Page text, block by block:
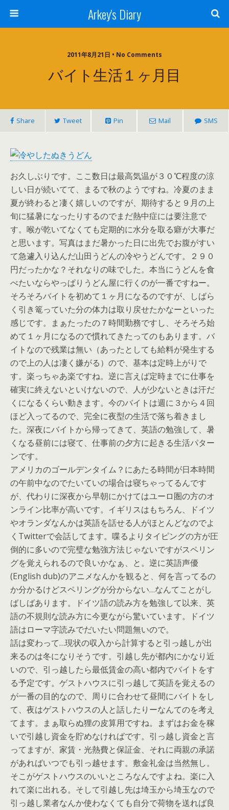
Arkey's Diary
2011年8月21日 • No Comments
バイト生活１ヶ月目
Share Tweet Pin Mail SMS
お久しぶりです。ここ数日は最高気温が３０℃程度の涼
しい日が続いてて、まるで秋のようですね。冷夏のまま
夏が終わると凄く嬉しいのですが、期待すると９月の上
旬に猛暑になったりするのでまだ熱中症には要注意で
す。喉が乾いてなくても定期的に水分を取る癖が大事だ
と思います。写真はまだ暑かった日に出先でお腹がすい
て急遽入り込んだ山田うどんの冷やうどんです。２９０
円だったかな？それなりの味でした。本当にうどんを食
べたいならやっぱりうどん屋に行くのが一番ですねー。
そろそろバイトを初めて１ヶ月になるのですが、しばら
く引き篭っていた分の体力は取り戻せたかなーといった
感じです。まぁたったの７時間勤務ですし、そろそろ始
めて１ヶ月になるので慣れてきたってのもあります。バ
イトなので残業は無い（あったとしても給料が発生する
ので上の人は凄く嫌がる）ので、基本は定時上がりで
す。楽っちゃあ楽ですね。逆に言えば定時までに仕事を
確実に終えないといけないので、人が少ないときは汗だ
くになるくらい動きます。今のバイトは週に３から４回
ほど入ってるので、完全に夜型の生活で落ち着きまし
た。深夜にバイトから帰ってきて、英語の勉強して、暑
くなる昼前には寝て、仕事前の夕方に起きる生活パター
ンです。
アメリカのゴールデンタイム？にあたる時間が日本時間
の午前中なのでたいていの場合は寝ちゃってるんです
が、代わりに深夜から早朝にかけてはユーロ圏の方のオ
ンライン比率が高いです。イギリスはもちろん、ドイツ
やオランダなんかは英語を話せる人がほとんどなのでよ
くTwitterで会話してます。喋るよりタイピングの方が圧
倒的に多いので完璧な勉強方法じゃないですがスペリン
グを覚えられるので良いかなぁ、と。逆に英語声優
(English dub)のアニメなんかを観ると、何を言ってるの
か分かるけどスペリングが分からない…なんてことがし
ばしばあります。ドイツ語の読み方を勉強して以来、英
語の不規則な読み方に今更ながら驚いています。ドイツ
語はローマ字読みでだいたい問題無いので。
話は変わって…現状の収入から計算すると引っ越しが出
来るのは冬になりそうです。引越し先が都内にかなり近
いので、引っ越したら最低賃金の高い都内でバイトをす
る予定です。ゲストハウスに引っ越して英語を覚えるの
が一番の目的なので、周りに合わせて昼間にバイトをし
て、夜はゲストハウスの人と話したりーなんてのを考え
てます。まぁ取らぬ狸の皮算用ですね。まずはお金を稼
いで引越し資金を貯めなければです。引っ越し資金と言
ってますが、家賃・光熱費と保証金、それに両親の承諾
があればいつでも引っ越せます。敷金礼金は当然無し。
そこがゲストハウスのいいところなんですよね。楽に入
れて楽に出れる。そして引越し先は埼玉から埼玉なので
引っ越し業者なんか使わなくても自分で荷物を送れば良